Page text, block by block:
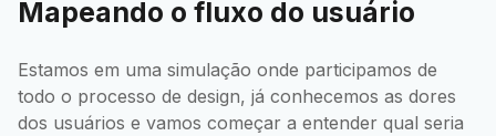
Mapeando o fluxo do usuário
Estamos em uma simulação onde participamos de
todo o processo de design, já conhecemos as dores
dos usuários e vamos começar a entender qual seria